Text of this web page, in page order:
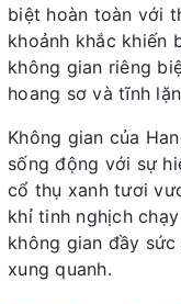
biệt hoàn toàn với
khoảnh khắc khiến
không gian riêng
hoang sơ và tĩnh
Không gian của
sống động với sự
cổ thụ xanh tươi
khỉ tinh nghịch
không gian đầy
xung quanh.